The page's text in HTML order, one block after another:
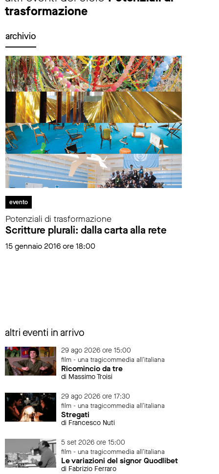
trasformazione
archivio
evento
Potenziali di trasformazione
Scritture plurali: dalla carta alla rete
15 gennaio 2016 ore 18:00
altri eventi in arrivo
29 ago 2026 ore 15:00
film - una tragicommedia all'italiana
Ricomincio da tre
di Massimo Troisi
29 ago 2026 ore 17:30
film - una tragicommedia all'italiana
Stregati
di Francesco Nuti
5 set 2026 ore 15:00
film - una tragicommedia all'italiana
Le variazioni del signor Quodlibet
di Fabrizio Ferraro